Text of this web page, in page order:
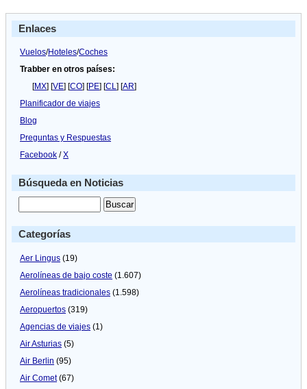
Enlaces
Vuelos/Hoteles/Coches
Trabber en otros países:
[MX] [VE] [CO] [PE] [CL] [AR]
Planificador de viajes
Blog
Preguntas y Respuestas
Facebook /X
Búsqueda en Noticias
Categorías
Aer Lingus (19)
Aerolíneas de bajo coste (1.607)
Aerolíneas tradicionales (1.598)
Aeropuertos (319)
Agencias de viajes (1)
Air Asturias (5)
Air Berlin (95)
Air Comet(67)